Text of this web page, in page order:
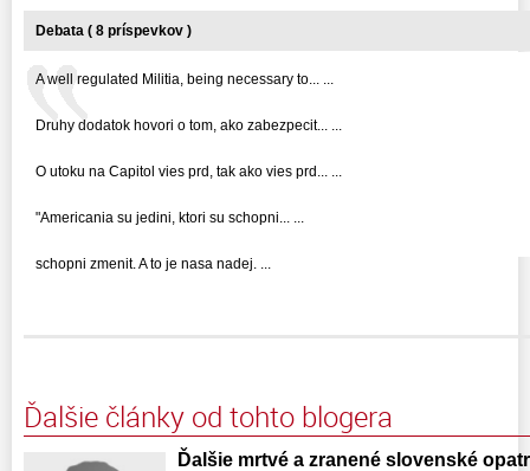
Debata ( 8 príspevkov )
A well regulated Militia, being necessary to... ...
Druhy dodatok hovori o tom, ako zabezpecit... ...
O utoku na Capitol vies prd, tak ako vies prd... ...
"Americania su jedini, ktori su schopni... ...
schopni zmenit. A to je nasa nadej. ...
Ďalšie články od tohto blogera
Ďalšie mrtvé a zranené slovenské